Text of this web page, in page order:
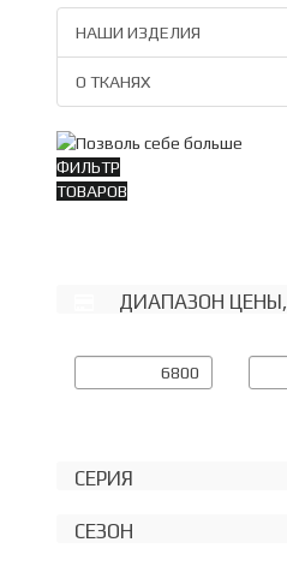
НАШИ ИЗДЕЛИЯ
О ТКАНЯХ
ФИЛЬТР
ТОВАРОВ
ДИАПАЗОН ЦЕНЫ,
СЕРИЯ
СЕЗОН